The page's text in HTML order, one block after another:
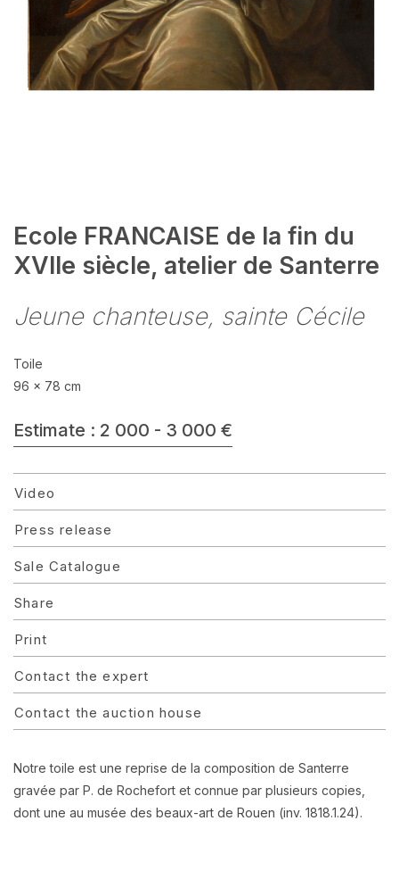
Ecole FRANCAISE de la fin du
XVIIe siècle, atelier de Santerre
Jeune chanteuse, sainte Cécile
Toile
96 x 78 cm
Estimate : 2 000 - 3 000 €
Video
Press release
Sale Catalogue
Share
Print
Contact the expert
Contact the auction house
Notre toile est une reprise de la composition de Santerre
gravée par P. de Rochefort et connue par plusieurs copies,
dont une au musée des beaux-art de Rouen (inv. 1818.1.24).